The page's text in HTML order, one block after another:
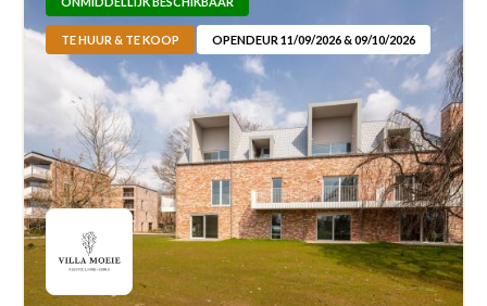
TE HUUR & TE KOOP OPENDEUR 11/09/2026 & 09/10/2026